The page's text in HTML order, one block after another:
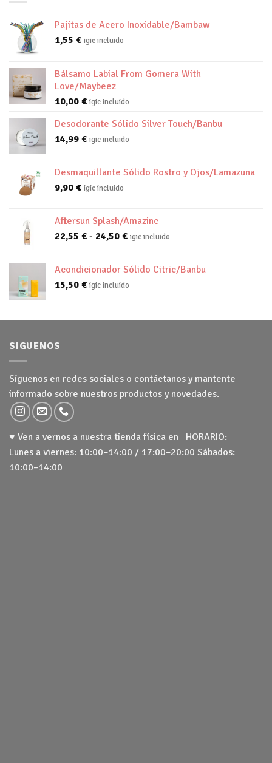
Pajitas de Acero Inoxidable/Bambaw
1,55 € igic incluido
Bálsamo Labial From Gomera With
Love/Maybeez
10,00 € igic incluido
Desodorante Sólido Silver Touch/Banbu
14,99 € igic incluido
Desmaquillante Sólido Rostro y Ojos/Lamazuna
9,90 € igic incluido
Aftersun Splash/Amazinc
22,55 € - 24,50 €Rango
desde
22,55 €
igic incluido
Acondicionador Sólido Citric/Banbu
15,50 € igic incluido
SIGUENOS
Síguenos en redes sociales o contáctanos y mantente
informado sobre nuestros productos y novedades.
♥ Ven a vernos a nuestra tienda física en HORARIO:
Lunes a viernes: 10:00–14:00 / 17:00–20:00 Sábados:
10:00–14:00